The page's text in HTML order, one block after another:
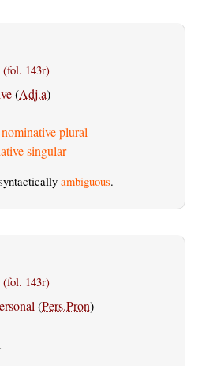
(fol. 143r)
(Adj.a)
plural
singular
ambiguous.
(fol. 143r)
(Pers.Pron)